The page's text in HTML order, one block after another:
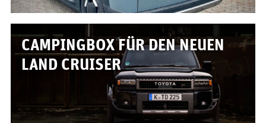
Box/Auto Übersicht
Preise
FÜR_VON
Grüße!
CAMPINGBOX FÜR DEN NEUEN
LAND CRUISER